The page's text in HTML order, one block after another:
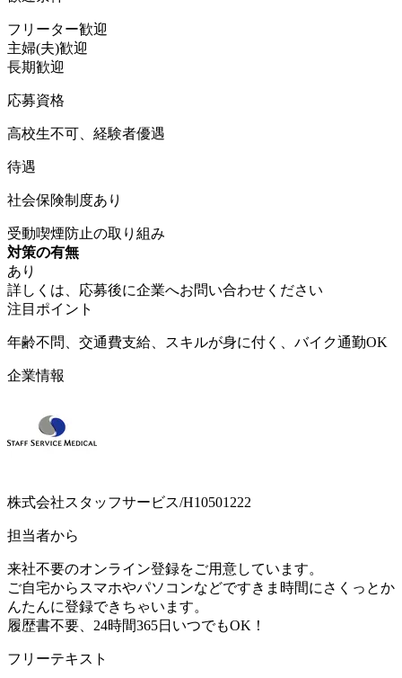
フリーター歓迎
主婦(夫)歓迎
長期歓迎
応募資格
高校生不可、経験者優遇
待遇
社会保険制度あり
受動喫煙防止の取り組み
対策の有無
あり
詳しくは、応募後に企業へお問い合わせください
注目ポイント
年齢不問、交通費支給、スキルが身に付く、バイク通勤OK
企業情報
株式会社スタッフサービス/H10501222
担当者から
来社不要のオンライン登録をご用意しています。
ご自宅からスマホやパソコンなどですきま時間にさくっとか
んたんに登録できちゃいます。
履歴書不要、24時間365日いつでもOK！
フリーテキスト